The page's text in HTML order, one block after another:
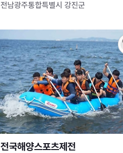
전남광주통합특별시 강진군
전국해양스포츠제전